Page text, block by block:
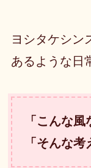
ヨシタケシン
あるような日
「こんな
「そんな